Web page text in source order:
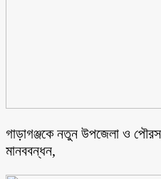
গাড়াগঞ্জকে নতুন উপজেলা ও
মানববন্ধন,